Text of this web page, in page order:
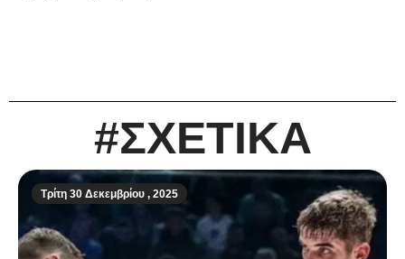
#ΣΧΕΤΙΚΑ
Τρίτη 30 Δεκεμβρίου , 2025